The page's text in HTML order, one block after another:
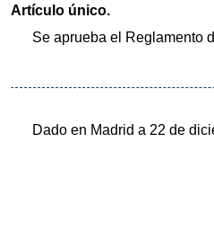
Artículo único.
Se aprueba el Reglamento
Dado en Madrid a 22 de